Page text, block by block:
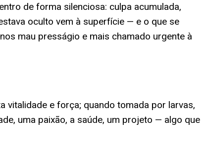
de forma silenciosa: culpa acumulada,
oculto vem à superfície — e o que se
mau presságio e mais chamado urgente à
vitalidade e força; quando tomada por larvas,
uma paixão, a saúde, um projeto — algo que